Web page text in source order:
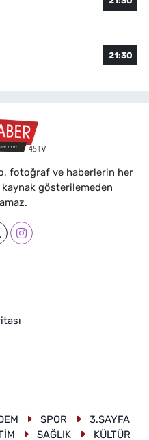
21:30
fotoğraf ve haberlerin her
kaynak gösterilemeden
SPOR
3.SAYFA
SAĞLIK KÜLTÜR